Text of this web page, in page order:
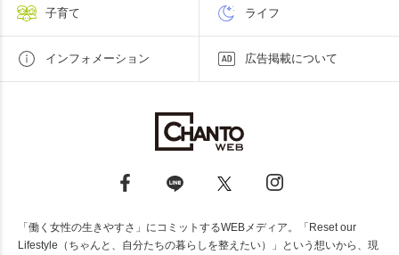
子育て ライフ
インフォメーション 広告掲載について
「働く女性の生きやすさ」にコミットするWEBメディア。「Reset our
Lifestyle（ちゃんと、自分たちの暮らしを整えたい）」という想いから、現